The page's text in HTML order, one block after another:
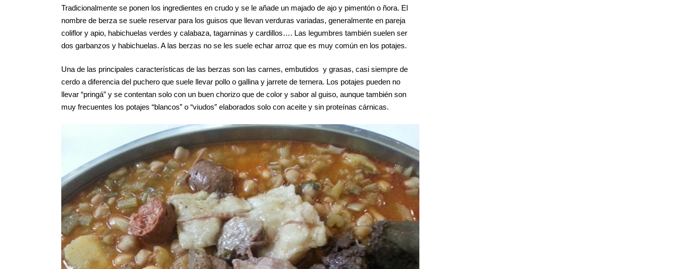
Tradicionalmente se ponen los ingredientes en crudo y se le añade un majado de ajo y pimentón o ñora. El
nombre de berza se suele reservar para los guisos que llevan verduras variadas, generalmente en pareja
coliflor y apio, habichuelas verdes y calabaza, tagarninas y cardillos…. Las legumbres también suelen ser
dos garbanzos y habichuelas. A las berzas no se les suele echar arroz que es muy común en los potajes.
Una de las principales características de las berzas son las carnes, embutidos y grasas, casi siempre de
cerdo a diferencia del puchero que suele llevar pollo o gallina y jarrete de ternera. Los potajes pueden no
llevar “pringá” y se contentan solo con un buen chorizo que de color y sabor al guiso, aunque también son
muy frecuentes los potajes “blancos” o “viudos” elaborados solo con aceite y sin proteínas cárnicas.